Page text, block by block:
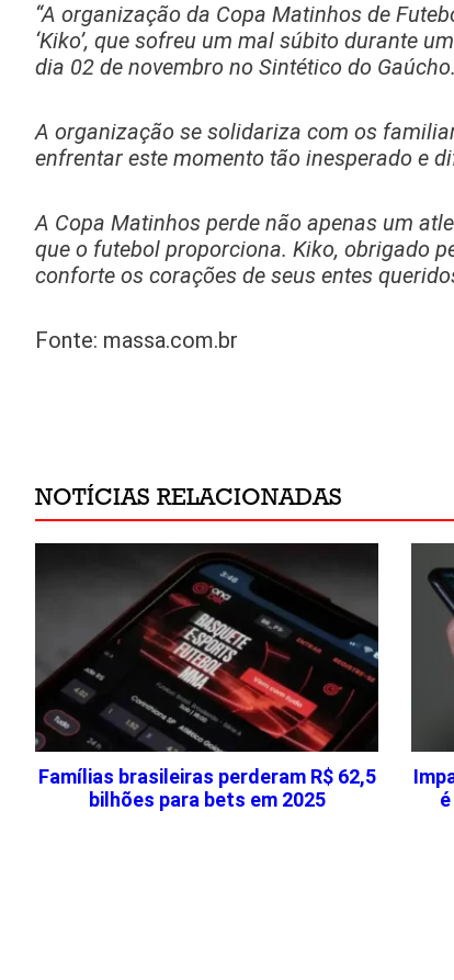
“A organização da Copa Matinhos de
‘Kiko’, que sofreu um mal súbito durante
dia 02 de novembro no Sintético do Gaúcho.
A organização se solidariza com os
enfrentar este momento tão inesperado e
A Copa Matinhos perde não apenas um
que o futebol proporciona. Kiko, obrigado
conforte os corações de seus entes
Fonte: massa.com.br
NOTÍCIAS RELACIONADAS
Famílias brasileiras perderam R$ 62,5
bilhões para bets em 2025